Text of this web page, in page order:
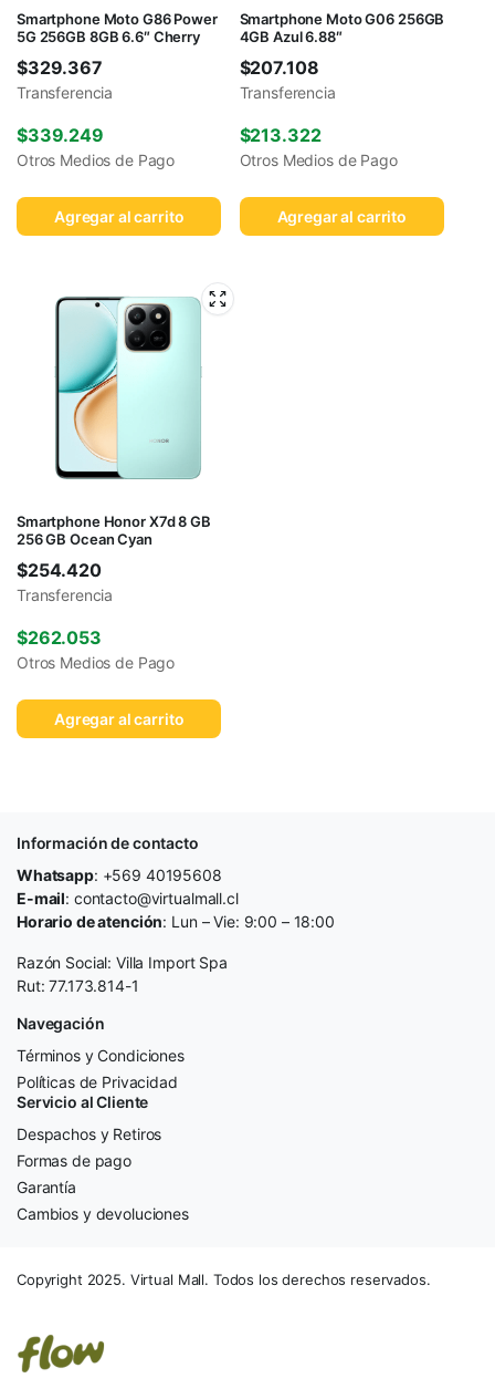
Smartphone Moto G86 Power
5G 256GB 8GB 6.6″ Cherry
$329.367
Transferencia
$339.249
Otros Medios de Pago
Agregar al carrito
Smartphone Moto G06 256GB
4GB Azul 6.88″
$207.108
Transferencia
$213.322
Otros Medios de Pago
Agregar al carrito
Smartphone Honor X7d 8 GB
256 GB Ocean Cyan
$254.420
Transferencia
$262.053
Otros Medios de Pago
Agregar al carrito
Información de contacto
Whatsapp: +569 40195608
E-mail: contacto@virtualmall.cl
Horario de atención: Lun – Vie: 9:00 – 18:00
Razón Social: Villa Import Spa
Rut: 77.173.814-1
Navegación
Términos y Condiciones
Políticas de Privacidad
Servicio al Cliente
Despachos y Retiros
Formas de pago
Garantía
Cambios y devoluciones
Copyright 2025. Virtual Mall. Todos los derechos reservados.